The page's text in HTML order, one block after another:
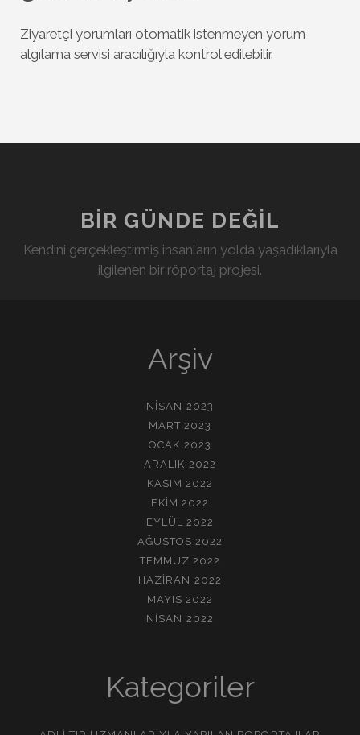
Ziyaretçi yorumları otomatik istenmeyen yorum
algılama servisi aracılığıyla kontrol edilebilir.
BIR GÜNDE DEĞIL
Kendini gerçekleştirmiş insanların yolda yaşadıklarıyla
ilgilenen bir röportaj projesi.
Arşiv
NISAN 2023
MART 2023
OCAK 2023
ARALIK 2022
KASIM 2022
EKIM 2022
EYLÜL 2022
AĞUSTOS 2022
TEMMUZ 2022
HAZIRAN 2022
MAYIS 2022
NISAN 2022
Kategoriler